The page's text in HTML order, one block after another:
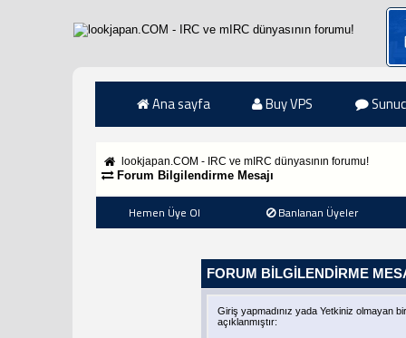
Ana sayfa Buy VPS
lookjapan.COM - IRC ve mIRC dünyasının forumu!
Forum Bilgilendirme Mesajı
Hemen Üye Ol Banlanan Üyeler
FORUM BILGILENDIRME
Giriş yapmadınız yada Yetkiniz olmayan
açıklanmıştır: